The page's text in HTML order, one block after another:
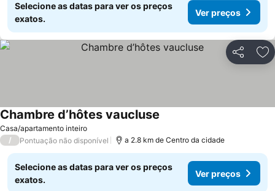
Selecione as datas para ver os preços
exatos.
Ver preços
Partilhar
Casa/apartamento inteiro
Chambre d’hôtes vaucluse
/ Pontuação não disponível a 2.8 km de Centro da cidade
Selecione as datas para ver os preços
exatos.
Ver preços